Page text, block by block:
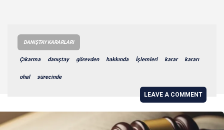
DANIŞTAY KARARLARI
Çıkarma danıştay görevden hakkında İşlemleri karar kararı
ohal sürecinde
LEAVE A COMMENT